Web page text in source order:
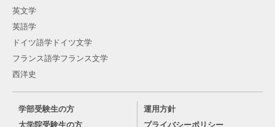
英文学
英語学
ドイツ語学ドイツ文学
フランス語学フランス文学
西洋史
学部受験生の方
大学院受験生の方
運用方針
プライバシーポリシー